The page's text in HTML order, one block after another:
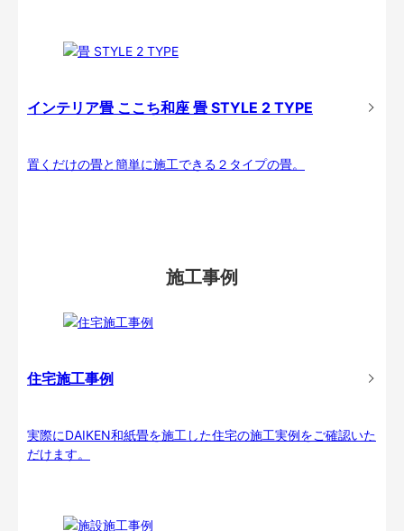
インテリア畳 ここち和座 畳 STYLE 2 TYPE
置くだけの畳と簡単に施工できる２タイプの畳。
施工事例
住宅施工事例
実際にDAIKEN和紙畳を施工した住宅の施工実例をご確認いた
だけます。